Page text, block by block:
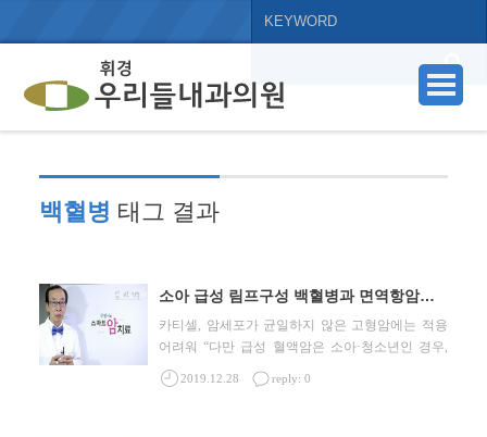
백혈병 태그 결과
소아 급성 림프구성 백혈병과 면역항암제 카티셀2 – 카티셀의 효과와 한계
카티셀, 암세포가 균일하지 않은 고형암에는 적용
어려워 “다만 급성 혈액암은 소아·청소년인 경우,
소아·청소년 B 세포 급성 혈액암이 재발하였을
2019.12.28 reply: 0